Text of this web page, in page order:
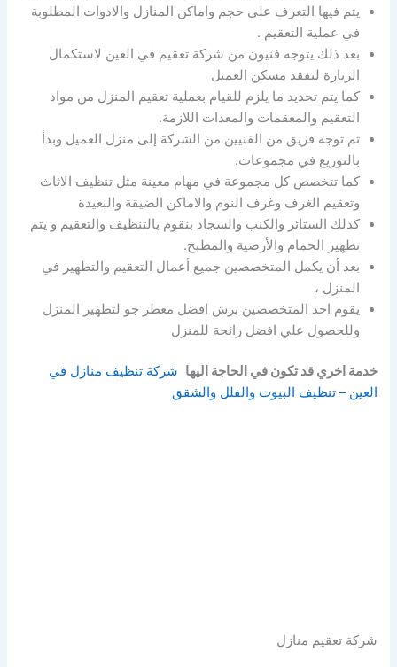
يتم فيها التعرف علي حجم واماكن المنازل والادوات المطلوبة
في عملية التعقيم .
بعد ذلك يتوجه فنيون من شركة تعقيم في العين لاستكمال
الزيارة لتفقد مسكن العميل
كما يتم تحديد ما يلزم للقيام بعملية تعقيم المنزل من مواد
التعقيم والمعقمات والمعدات اللازمة.
ثم توجه فريق من الفنيين من الشركة إلى منزل العميل وبدأ
بالتوزيع في مجموعات.
كما تتخصص كل مجموعة في مهام معينة مثل تنظيف الاثاث
وتعقيم الغرف وغرف النوم والاماكن الضيقة والبعيدة
كذلك الستائر والكنب والسجاد بنقوم بالتنظيف والتعقيم و يتم
تطهير الحمام والأرضية والمطبخ.
بعد أن يكمل المتخصصين جميع أعمال التعقيم والتطهير في
المنزل ،
يقوم احد المتخصصين برش افضل معطر جو لتطهير المنزل
وللحصول علي افضل رائحة للمنزل
خدمة اخري قد تكون في الحاجة اليها شركة تنظيف منازل في
العين – تنظيف البيوت والفلل والشقق
شركة تعقيم منازل